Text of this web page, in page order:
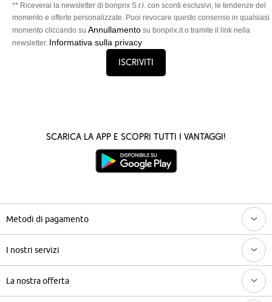
** Riceverai la newsletter di bonprix S.r.l. con sconti esclusivi, le tendenze del
momento e offerte personalizzate. Puoi revocare questo consenso in qualsiasi
momento cliccando su Annullamento su bonprix.it o tramite il link nella
newsletter. Informativa sulla privacy
Iscriviti
Scarica la App e scopri tutti i vantaggi!
Metodi di pagamento
I nostri servizi
La nostra offerta